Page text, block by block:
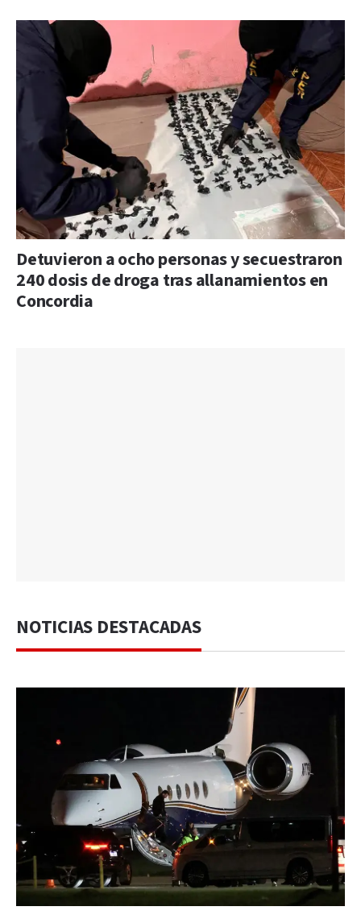
Detuvieron a ocho personas y secuestraron
240 dosis de droga tras allanamientos en
Concordia
NOTICIAS DESTACADAS